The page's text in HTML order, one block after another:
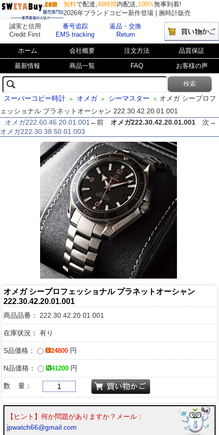
無料で配達,48時間 内配送,100%無事到着!
2026年ブランドコピー新作登場 | 腕時計販売
誠実と信用
Credit First
番号追踪
EMS tracking
返品・交換
Return
ホーム 会社概要 注文方法 品質保証
最新情報 商品一覧 FAQ お客様の声
スーパーコピー時計 > オメガ > シーマスター > オメガ シープロフ
ェッショナル プラネットオーシャン 222.30.42.20.01.001
オメガ222.60.46.20.01.001 ←前 オメガ222.30.42.20.01.001
次→
オメガ222.30.38.50.01.003
オメガ シープロフェッショナル プラネットオーシャン
222.30.42.20.01.001
商品品番： 222.30.42.20.01.001
在庫状況： 有り
S品価格： 24800 円
N品価格： 41200 円
数 量：
【ヒント】何か問題がありますか？メール：
jpwatch66@gmail.com